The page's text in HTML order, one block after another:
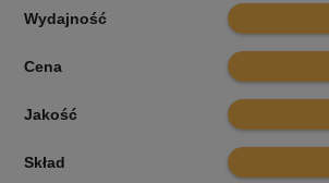
Wydajność 8.3
Cena 7.8
Jakość 7.9
Skład 7.3